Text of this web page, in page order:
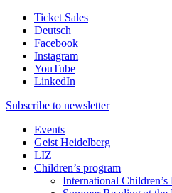
Ticket Sales
Deutsch
Facebook
Instagram
YouTube
LinkedIn
Subscribe to newsletter
Events
Geist Heidelberg
LIZ
Children’s program
International